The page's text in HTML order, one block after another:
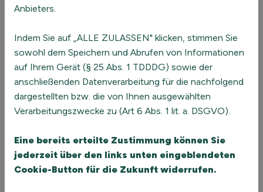
Ausgewählte Projekte
Anbieters.
Indem Sie auf „ALLE ZULASSEN" klicken, stimmen Sie
sowohl dem Speichern und Abrufen von Informationen
auf Ihrem Gerät (§ 25 Abs. 1 TDDDG) sowie der
anschließenden Datenverarbeitung für die nachfolgend
dargestellten bzw. die von Ihnen ausgewählten
Verarbeitungszwecke zu (Art 6 Abs. 1 lit. a. DSGVO).
Eine bereits erteilte Zustimmung können Sie
jederzeit über den links unten eingeblendeten
Cookie-Button für die Zukunft widerrufen.